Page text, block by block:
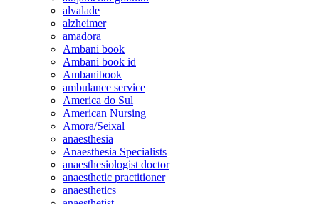
alvalade
alzheimer
amadora
Ambani book
Ambani book id
Ambanibook
ambulance service
America do Sul
American Nursing
Amora/Seixal
anaesthesia
Anaesthesia Specialists
anaesthesiologist doctor
anaesthetic practitioner
anaesthetics